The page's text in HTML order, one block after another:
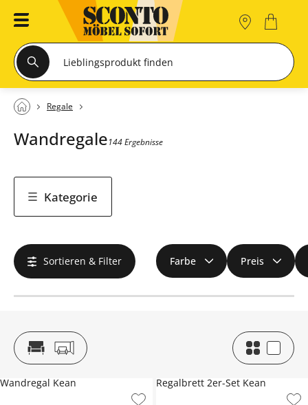
Regale
Wandregale144 Ergebnisse
Kategorie
Sortieren & Filter Farbe Preis
Wandregal Kean Regalbrett 2er-Set Kean